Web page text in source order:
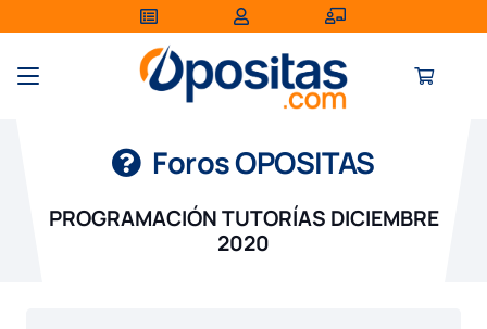
Foros OPOSITAS
PROGRAMACIÓN TUTORÍAS DICIEMBRE
2020